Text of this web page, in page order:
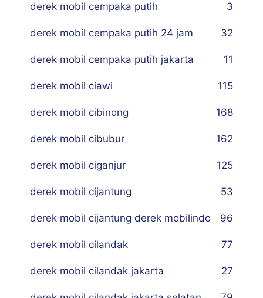
derek mobil cempaka putih 3
derek mobil cempaka putih 24 jam 32
derek mobil cempaka putih jakarta 11
derek mobil ciawi 115
derek mobil cibinong 168
derek mobil cibubur 162
derek mobil ciganjur 125
derek mobil cijantung 53
derek mobil cijantung derek mobilindo 96
derek mobil cilandak 77
derek mobil cilandak jakarta 27